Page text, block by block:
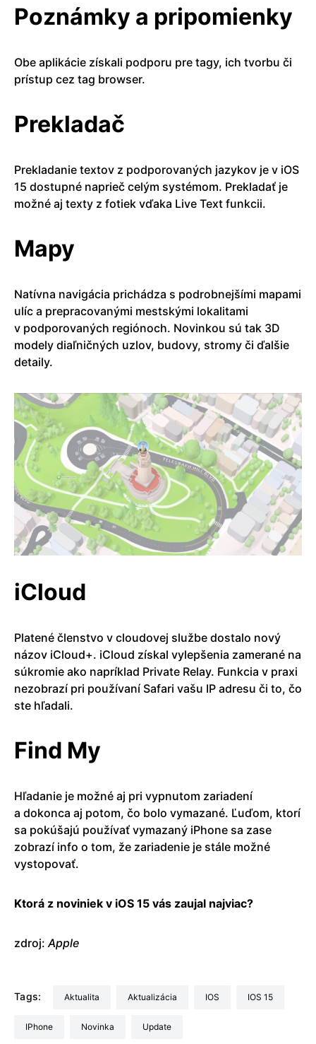
Poznámky a pripomienky
Obe aplikácie získali podporu pre tagy, ich tvorbu či
prístup cez tag browser.
Prekladač
Prekladanie textov z podporovaných jazykov je v iOS
15 dostupné naprieč celým systémom. Prekladať je
možné aj texty z fotiek vďaka Live Text funkcii.
Mapy
Natívna navigácia prichádza s podrobnejšími mapami
ulíc a prepracovanými mestskými lokalitami
v podporovaných regiónoch. Novinkou sú tak 3D
modely diaľničných uzlov, budovy, stromy či ďalšie
detaily.
iCloud
Platené členstvo v cloudovej službe dostalo nový
názov iCloud+. iCloud získal vylepšenia zamerané na
súkromie ako napríklad Private Relay. Funkcia v praxi
nezobrazí pri používaní Safari vašu IP adresu či to, čo
ste hľadali.
Find My
Hľadanie je možné aj pri vypnutom zariadení
a dokonca aj potom, čo bolo vymazané. Ľuďom, ktorí
sa pokúšajú používať vymazaný iPhone sa zase
zobrazí info o tom, že zariadenie je stále možné
vystopovať.
Ktorá z noviniek v iOS 15 vás zaujal najviac?
zdroj: Apple
Tags: aktualita aktualizácia iOS iOS 15
iPhone Novinka update